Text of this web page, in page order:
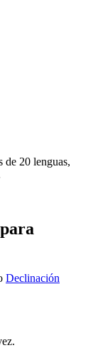
de 20 lenguas,
Declinación